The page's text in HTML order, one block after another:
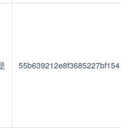
55b639212e8f3685227bf154